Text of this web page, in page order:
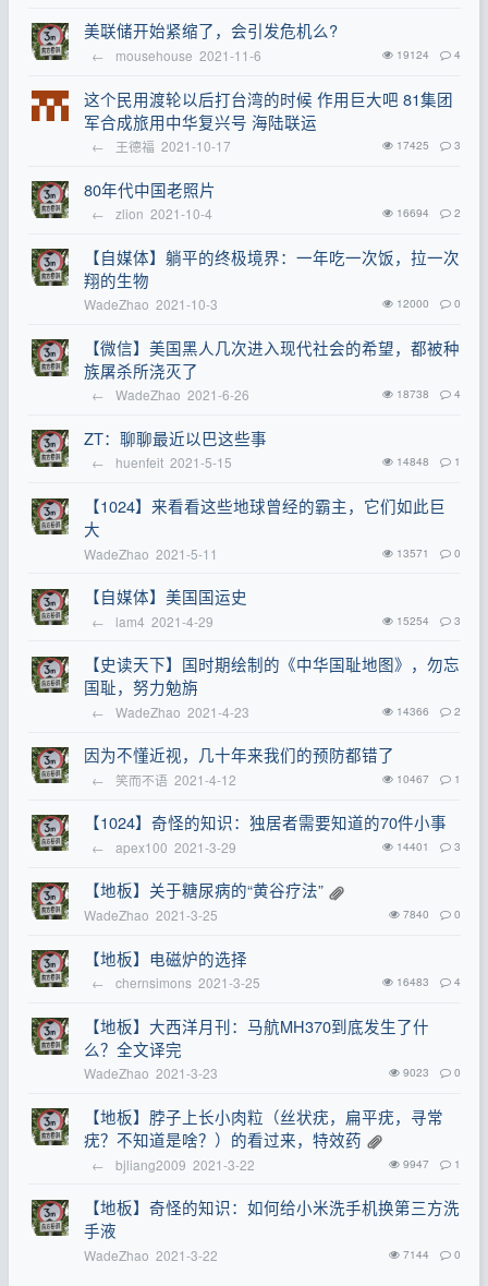
美联储开始紧缩了，会引发危机么?
← mousehouse 2021-11-6 19124 4
这个民用渡轮以后打台湾的时候 作用巨大吧 81集团
军合成旅用中华复兴号 海陆联运
← 王德福 2021-10-17 17425 3
80年代中国老照片
← zlion 2021-10-4 16694 2
【自媒体】躺平的终极境界：一年吃一次饭，拉一次
翔的生物
WadeZhao 2021-10-3 12000 0
【微信】美国黑人几次进入现代社会的希望，都被种
族屠杀所浇灭了
← WadeZhao 2021-6-26 18738 4
ZT：聊聊最近以巴这些事
← huenfeit 2021-5-15 14848 1
【1024】来看看这些地球曾经的霸主，它们如此巨
大
WadeZhao 2021-5-11 13571 0
【自媒体】美国国运史
← lam4 2021-4-29 15254 3
【史读天下】国时期绘制的《中华国耻地图》，勿忘
国耻，努力勉旃
← WadeZhao 2021-4-23 14366 2
因为不懂近视，几十年来我们的预防都错了
← 笑而不语 2021-4-12 10467 1
【1024】奇怪的知识：独居者需要知道的70件小事
← apex100 2021-3-29 14401 3
【地板】关于糖尿病的“黄谷疗法”
WadeZhao 2021-3-25 7840 0
【地板】电磁炉的选择
← chernsimons 2021-3-25 16483 4
【地板】大西洋月刊：马航MH370到底发生了什
么？全文译完
WadeZhao 2021-3-23 9023 0
【地板】脖子上长小肉粒（丝状疣，扁平疣，寻常
疣？不知道是啥？）的看过来，特效药
← bjliang2009 2021-3-22 9947 1
【地板】奇怪的知识：如何给小米洗手机换第三方洗
手液
WadeZhao 2021-3-22 7144 0